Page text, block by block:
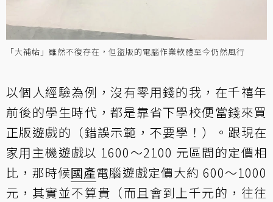
「大補帖」雖然不復存在，但盜版的電腦作業軟體至今仍然風行
以個人經驗為例，沒有零用錢的我，在千禧年
前後的學生時代，都是靠省下學校便當錢來買
正版遊戲的（錯誤示範，不要學！）。跟現在
家用主機遊戲以 1600～2100 元區間的定價相
比，那時候國產電腦遊戲定價大約 600～1000
元，其實並不算貴（而且會到上千元的，往往